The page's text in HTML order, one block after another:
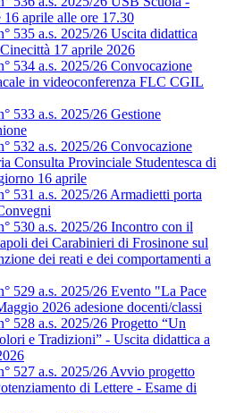
16 aprile alle ore 17.30
535 a.s. 2025/26 Uscita didattica
17 aprile 2026
534 a.s. 2025/26 Convocazione
in videoconferenza FLC CGIL
533 a.s. 2025/26 Gestione
532 a.s. 2025/26 Convocazione
Consulta Provinciale Studentesca di
16 aprile
531 a.s. 2025/26 Armadietti porta
530 a.s. 2025/26 Incontro con il
dei Carabinieri di Frosinone sul
dei reati e dei comportamenti a
529 a.s. 2025/26 Evento "La Pace
2026 adesione docenti/classi
528 a.s. 2025/26 Progetto “Un
e Tradizioni” - Uscita didattica a
527 a.s. 2025/26 Avvio progetto
di Lettere - Esame di